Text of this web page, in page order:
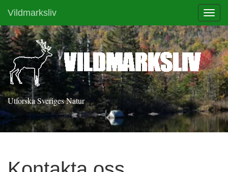
Vildmarksliv
Utforska Sveriges Natur